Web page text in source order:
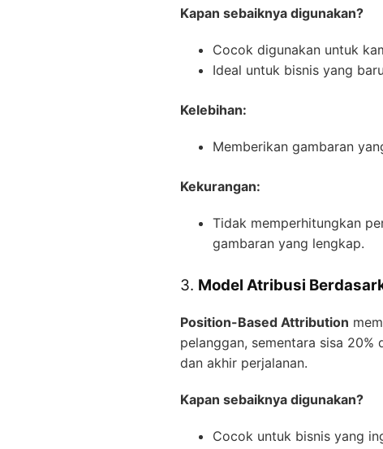
Kapan sebaiknya digunakan?
Cocok digunakan untuk
Ideal untuk bisnis yang
Kelebihan:
Memberikan gambaran
Kekurangan:
Tidak memperhitungkan
gambaran yang lengkap.
3. Model Atribusi
Position-Based Attribution
pelanggan, sementara sisa
dan akhir perjalanan.
Kapan sebaiknya digunakan?
Cocok untuk bisnis yang